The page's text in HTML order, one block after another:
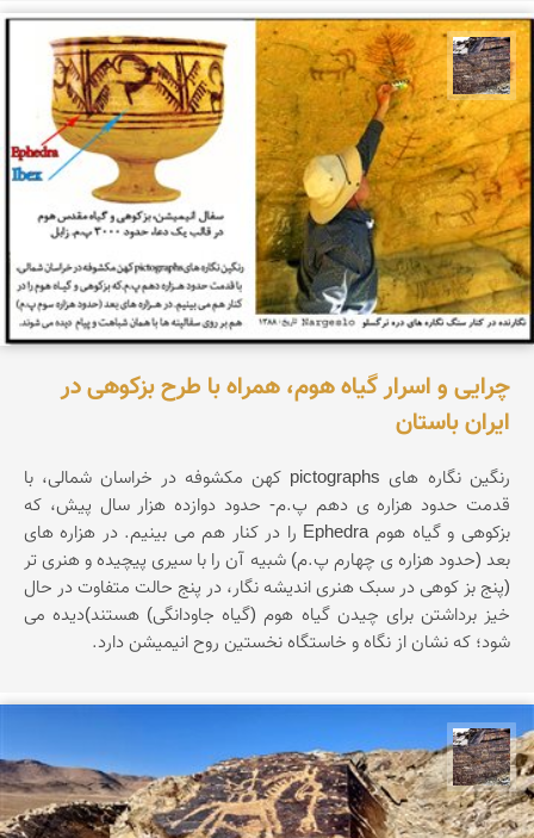
محمد ناصری فرد
چرایی و اسرار گیاه هوم، همراه با طرح بزکوهی در
ایران باستان
رنگین نگاره های pictographs کهن مکشوفه در خراسان شمالی، با
قدمت حدود هزاره ی دهم پ.م- حدود دوازده هزار سال پیش، که
بزکوهی و گیاه هوم Ephedra را در کنار هم می بینیم. در هزاره های
بعد (حدود هزاره ی چهارم پ.م) شبیه آن را با سیری پیچیده و هنری تر
(پنج بز کوهی در سبک هنری اندیشه نگار، در پنج حالت متفاوت در حال
خیز برداشتن برای چیدن گیاه هوم (گیاه جاودانگی) هستند)دیده می
شود؛ که نشان از نگاه و خاستگاه نخستین روح انیمیشن دارد.
محمد ناصری فرد